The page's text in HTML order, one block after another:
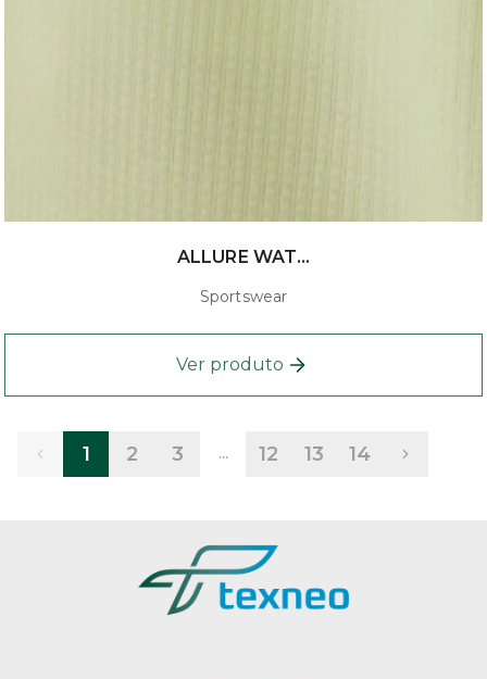
ALLURE WAT...
Sportswear
Ver produto
1 2 3 ... 12 13 14